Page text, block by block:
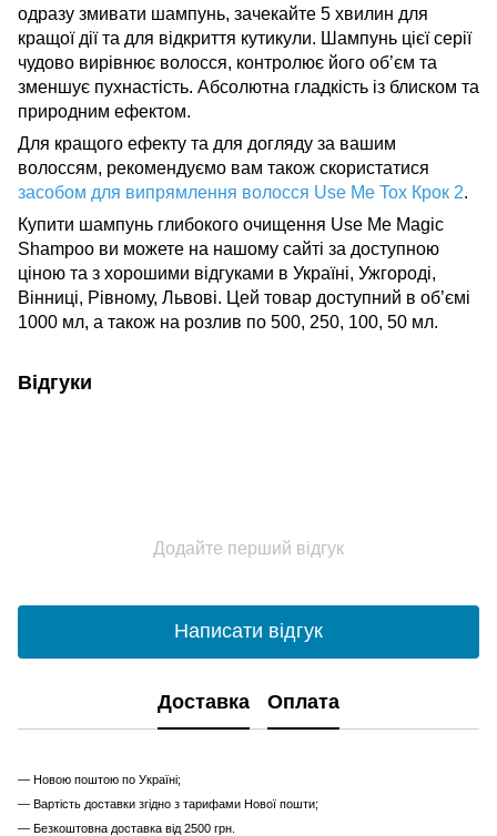
одразу змивати шампунь, зачекайте 5 хвилин для
кращої дії та для відкриття кутикули. Шампунь цієї серії
чудово вирівнює волосся, контролює його об’єм та
зменшує пухнастість. Абсолютна гладкість із блиском та
природним ефектом.
Для кращого ефекту та для догляду за вашим
волоссям, рекомендуємо вам також скористатися
засобом для випрямлення волосся Use Me Tox Крок 2.
Купити шампунь глибокого очищення Use Me Magic
Shampoo ви можете на нашому сайті за доступною
ціною та з хорошими відгуками в Україні, Ужгороді,
Вінниці, Рівному, Львові. Цей товар доступний в об’ємі
1000 мл, а також на розлив по 500, 250, 100, 50 мл.
Відгуки
Додайте перший відгук
Написати відгук
Доставка Оплата
— Новою поштою по Україні;
— Вартість доставки згідно з тарифами Нової пошти;
— Безкоштовна доставка від 2500 грн.